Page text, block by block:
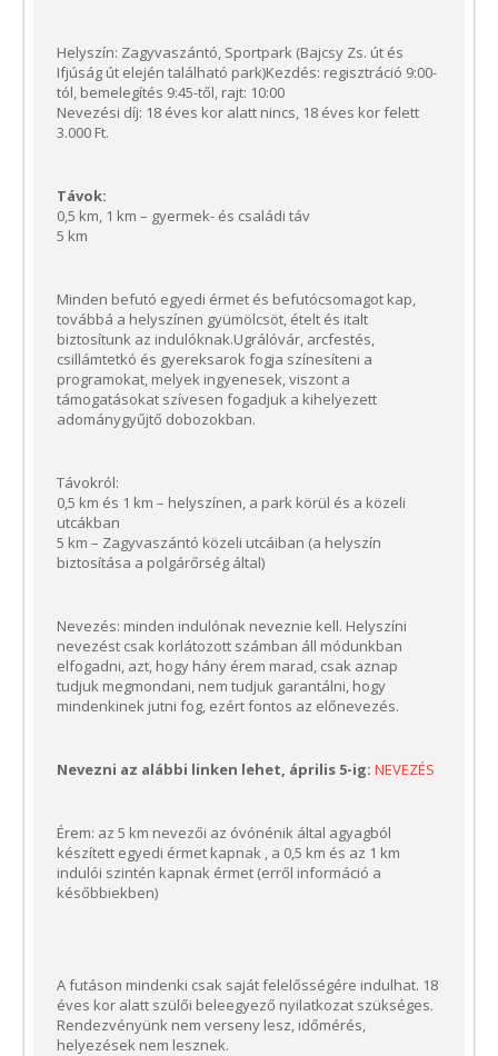
Helyszín: Zagyvaszántó, Sportpark (Bajcsy Zs. út és
Ifjúság út elején található park)Kezdés: regisztráció 9:00-
tól, bemelegítés 9:45-től, rajt: 10:00
Nevezési díj: 18 éves kor alatt nincs, 18 éves kor felett
3.000 Ft.
Távok:
0,5 km, 1 km – gyermek- és családi táv
5 km
Minden befutó egyedi érmet és befutócsomagot kap,
továbbá a helyszínen gyümölcsöt, ételt és italt
biztosítunk az indulóknak.Ugrálóvár, arcfestés,
csillámtetkó és gyereksarok fogja színesíteni a
programokat, melyek ingyenesek, viszont a
támogatásokat szívesen fogadjuk a kihelyezett
adománygyűjtő dobozokban.
Távokról:
0,5 km és 1 km – helyszínen, a park körül és a közeli
utcákban
5 km – Zagyvaszántó közeli utcáiban (a helyszín
biztosítása a polgárőrség által)
Nevezés: minden indulónak neveznie kell. Helyszíni
nevezést csak korlátozott számban áll módunkban
elfogadni, azt, hogy hány érem marad, csak aznap
tudjuk megmondani, nem tudjuk garantálni, hogy
mindenkinek jutni fog, ezért fontos az előnevezés.
Nevezni az alábbi linken lehet, április 5-ig: NEVEZÉS
Érem: az 5 km nevezői az óvónénik által agyagból
készített egyedi érmet kapnak , a 0,5 km és az 1 km
indulói szintén kapnak érmet (erről információ a
későbbiekben)
A futáson mindenki csak saját felelősségére indulhat. 18
éves kor alatt szülői beleegyező nyilatkozat szükséges.
Rendezvényünk nem verseny lesz, időmérés,
helyezések nem lesznek.